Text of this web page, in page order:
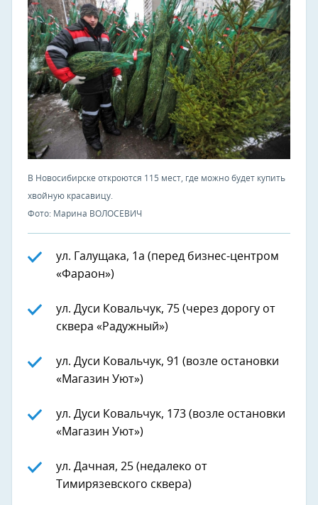
В Новосибирске откроются 115 мест, где можно будет купить
хвойную красавицу.
Фото: Марина ВОЛОСЕВИЧ
ул. Галущака, 1а (перед бизнес-центром
«Фараон»)
ул. Дуси Ковальчук, 75 (через дорогу от
сквера «Радужный»)
ул. Дуси Ковальчук, 91 (возле остановки
«Магазин Уют»)
ул. Дуси Ковальчук, 173 (возле остановки
«Магазин Уют»)
ул. Дачная, 25 (недалеко от
Тимирязевского сквера)